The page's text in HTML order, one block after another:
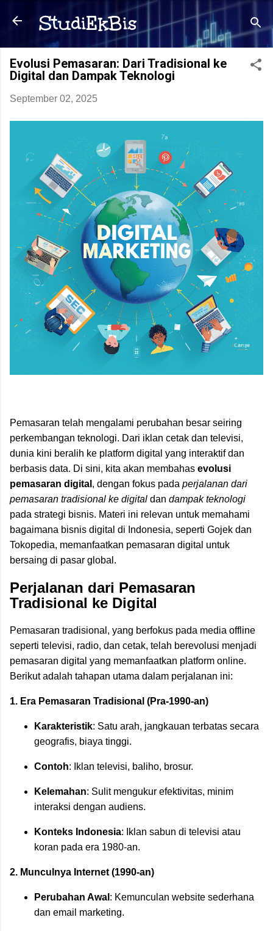
Langsung ke konten utama
StudiEkBis
Evolusi Pemasaran: Dari Tradisional ke
Digital dan Dampak Teknologi
September 02, 2025
Pemasaran telah mengalami perubahan besar seiring
perkembangan teknologi. Dari iklan cetak dan televisi,
dunia kini beralih ke platform digital yang interaktif dan
berbasis data. Di sini, kita akan membahas evolusi
pemasaran digital , dengan fokus pada perjalanan dari
pemasaran tradisional ke digital dan dampak teknologi
pada strategi bisnis. Materi ini relevan untuk memahami
bagaimana bisnis digital di Indonesia, seperti Gojek dan
Tokopedia, memanfaatkan pemasaran digital untuk
bersaing di pasar global.
Perjalanan dari Pemasaran
Tradisional ke Digital
Pemasaran tradisional, yang berfokus pada media offline
seperti televisi, radio, dan cetak, telah berevolusi menjadi
pemasaran digital yang memanfaatkan platform online.
Berikut adalah tahapan utama dalam perjalanan ini:
1. Era Pemasaran Tradisional (Pra-1990-an)
Karakteristik: Satu arah, jangkauan terbatas secara
geografis, biaya tinggi.
Contoh: Iklan televisi, baliho, brosur.
Kelemahan: Sulit mengukur efektivitas, minim
interaksi dengan audiens.
Konteks Indonesia: Iklan sabun di televisi atau
koran pada era 1980-an.
2. Munculnya Internet (1990-an)
Perubahan Awal : Kemunculan website sederhana
dan email marketing.